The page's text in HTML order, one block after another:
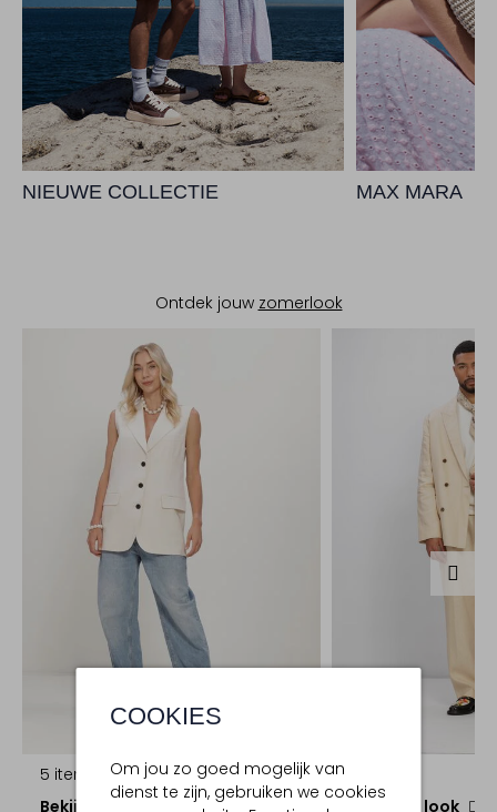
COOKIES
Om jou zo goed mogelijk van
dienst te zijn, gebruiken we cookies
NIEUWE COLLECTIE MAX MARA
Ontdek jouw zomerlook
5 items
Bekijk de look
Bekijk de look